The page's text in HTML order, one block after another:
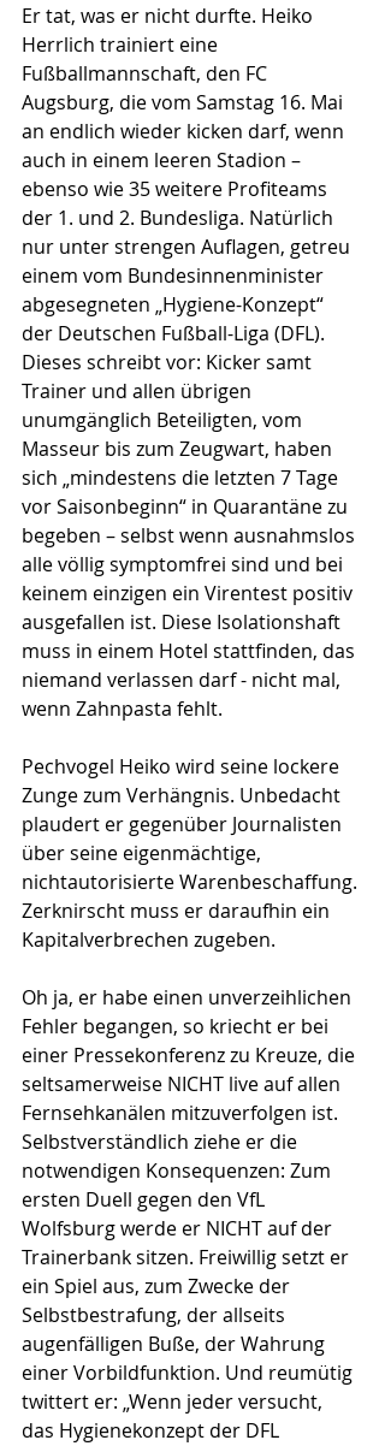
Er tat, was er nicht durfte. Heiko
Herrlich trainiert eine
Fußballmannschaft, den FC
Augsburg, die vom Samstag 16. Mai
an endlich wieder kicken darf, wenn
auch in einem leeren Stadion –
ebenso wie 35 weitere Profiteams
der 1. und 2. Bundesliga. Natürlich
nur unter strengen Auflagen, getreu
einem vom Bundesinnenminister
abgesegneten „Hygiene-Konzept“
der Deutschen Fußball-Liga (DFL).
Dieses schreibt vor: Kicker samt
Trainer und allen übrigen
unumgänglich Beteiligten, vom
Masseur bis zum Zeugwart, haben
sich „mindestens die letzten 7 Tage
vor Saisonbeginn“ in Quarantäne zu
begeben – selbst wenn ausnahmslos
alle völlig symptomfrei sind und bei
keinem einzigen ein Virentest positiv
ausgefallen ist. Diese Isolationshaft
muss in einem Hotel stattfinden, das
niemand verlassen darf - nicht mal,
wenn Zahnpasta fehlt.
Pechvogel Heiko wird seine lockere
Zunge zum Verhängnis. Unbedacht
plaudert er gegenüber Journalisten
über seine eigenmächtige,
nichtautorisierte Warenbeschaffung.
Zerknirscht muss er daraufhin ein
Kapitalverbrechen zugeben.
Oh ja, er habe einen unverzeihlichen
Fehler begangen, so kriecht er bei
einer Pressekonferenz zu Kreuze, die
seltsamerweise NICHT live auf allen
Fernsehkanälen mitzuverfolgen ist.
Selbstverständlich ziehe er die
notwendigen Konsequenzen: Zum
ersten Duell gegen den VfL
Wolfsburg werde er NICHT auf der
Trainerbank sitzen. Freiwillig setzt er
ein Spiel aus, zum Zwecke der
Selbstbestrafung, der allseits
augenfälligen Buße, der Wahrung
einer Vorbildfunktion. Und reumütig
twittert er: „Wenn jeder versucht,
das Hygienekonzept der DFL